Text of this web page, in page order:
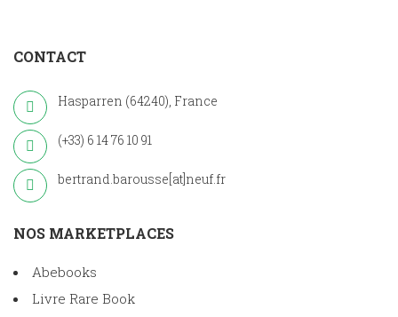
CONTACT
Hasparren (64240), France
(+33) 6 14 76 10 91
bertrand.barousse[at]neuf.fr
NOS MARKETPLACES
Abebooks
Livre Rare Book